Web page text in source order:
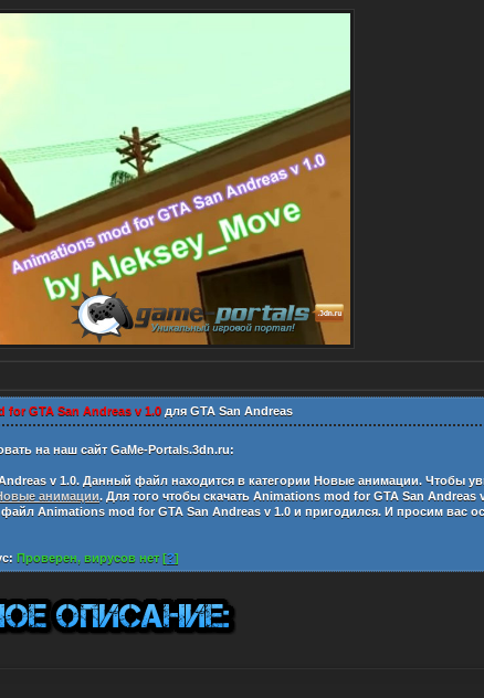
GTA San Andreas v 1.0 для GTA San Andreas
на наш сайт GaMe-Portals.3dn.ru:
v 1.0. Данный файл находится в категории Новые анимации. Чтобы
анимации. Для того чтобы скачать Animations mod for GTA San Andreas
файл Animations mod for GTA San Andreas v 1.0 и пригодился. И просим вас
Проверен, вирусов нет [?]